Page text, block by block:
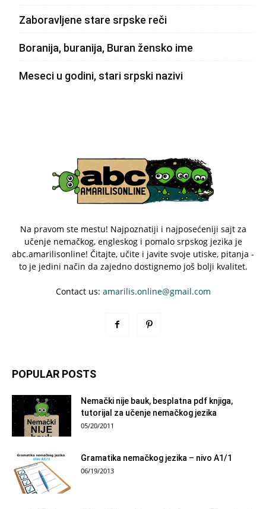
Zaboravljene stare srpske reči
Boranija, buranija, Buran žensko ime
Meseci u godini, stari srpski nazivi
Na pravom ste mestu! Najpoznatiji i najposećeniji sajt za
učenje nemačkog, engleskog i pomalo srpskog jezika je
abc.amarilisonline! Čitajte, učite i javite svoje utiske, pitanja -
to je jedini način da zajedno dostignemo još bolji kvalitet.
Contact us: amarilis.online@gmail.com
POPULAR POSTS
Nemački nije bauk, besplatna pdf knjiga,
tutorijal za učenje nemačkog jezika
05/20/2011
Gramatika nemačkog jezika – nivo A1/1
06/19/2013